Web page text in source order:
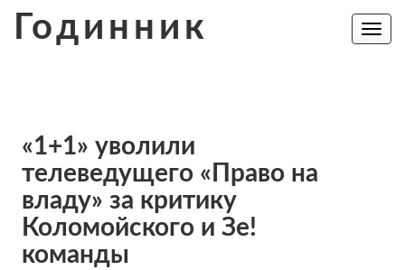
Годинник
Toggle
«1+1» уволили
телеведущего «Право на
владу» за критику
Коломойского и Зе!
команды